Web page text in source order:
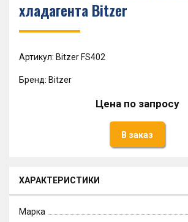
хладагента Bitzer
Артикул: Bitzer FS402
Бренд: Bitzer
Цена по запросу
В заказ
ХАРАКТЕРИСТИКИ
Марка